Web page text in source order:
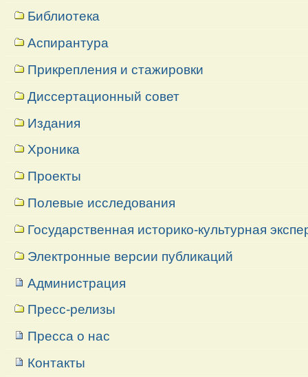
Библиотека
Аспирантура
Прикрепления и стажировки
Диссертационный совет
Издания
Хроника
Проекты
Полевые исследования
Государственная историко-культурная
Электронные версии публикаций
Администрация
Пресс-релизы
Пресса о нас
Контакты